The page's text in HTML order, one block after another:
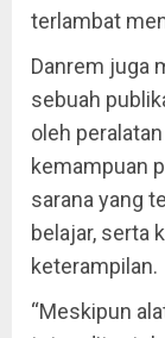
terlambat
Danrem juga
sebuah
oleh
kemampuan
sarana yang
belajar, serta
keterampilan.
“Meskipun